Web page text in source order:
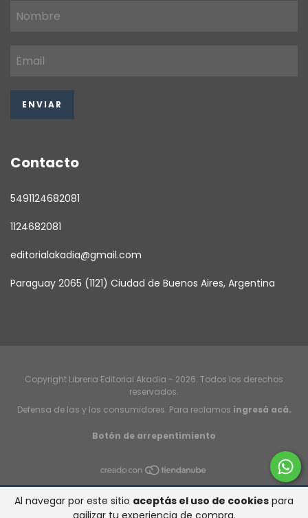
Al navegar por este sitio aceptás el uso de cookies para
agilizar tu experiencia de compra.
Contacto
5491124682081
1124682081
editorialakadia@gmail.com
Paraguay 2065 (1121) Ciudad de Buenos Aires, Argentina
Copyright Libreria Editorial Akadia - 2026. Todos los derechos
reservados.
Defensa de las y los consumidores. Para reclamos ingresá acá.
Botón de arrepentimiento